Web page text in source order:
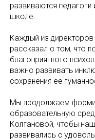
развиваются педагоги
школе.
Каждый из
рассказал о том, что
благоприятного
важно развивать
сохранения ее
Мы продолжаем
образовательную
Колгановой, чтобы
развивались с